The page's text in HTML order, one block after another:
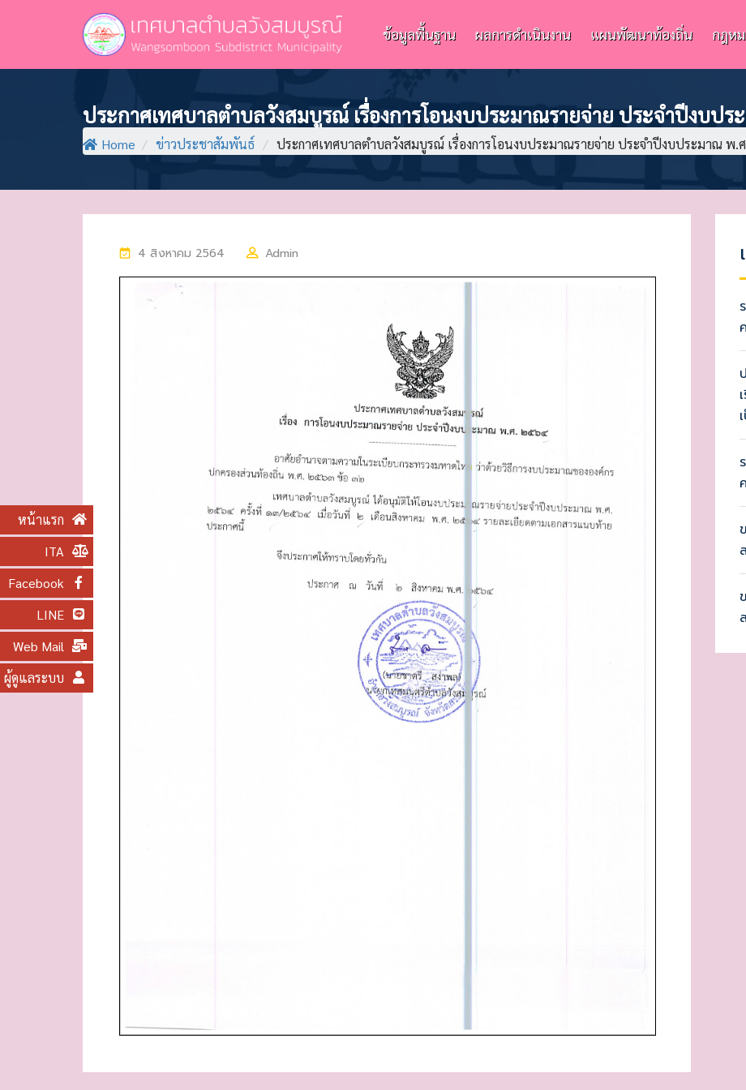
หน้าแรก
ITA
Facebook
LINE
Web Mail
ผู้ดูแลระบบ
ข้อมูลพื้นฐาน ผลการดำเนินงาน แผนพัฒนาท้องถิ่น กฎห
ประกาศเทศบาลตำบลวังสมบูรณ์ เรื่องการโอนงบประมาณรายจ่าย ประจำปีงบป
Home / ข่าวประชาสัมพันธ์ / ประกาศเทศบาลตำบลวังสมบูรณ์ เรื่องการโอนงบประมาณรายจ่าย ประจำปีงบประมาณ พ.
P
O
4 สิงหาคม 2564 Admin